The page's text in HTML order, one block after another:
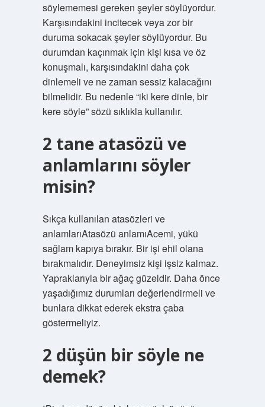
söylememesi gereken şeyler söylüyordur.
Karşısındakini incitecek veya zor bir
duruma sokacak şeyler söylüyordur. Bu
durumdan kaçınmak için kişi kısa ve öz
konuşmalı, karşısındakini daha çok
dinlemeli ve ne zaman sessiz kalacağını
bilmelidir. Bu nedenle “iki kere dinle, bir
kere söyle” sözü sıklıkla kullanılır.
2 tane atasözü ve
anlamlarını söyler
misin?
Sıkça kullanılan atasözleri ve
anlamlarıAtasözü anlamıAcemi, yükü
sağlam kapıya bırakır. Bir işi ehil olana
bırakmalıdır. Deneyimsiz kişi işsiz kalmaz.
Yapraklarıyla bir ağaç güzeldir. Daha önce
yaşadığımız durumları değerlendirmeli ve
bunlara dikkat ederek ekstra çaba
göstermeliyiz.
2 düşün bir söyle ne
demek?